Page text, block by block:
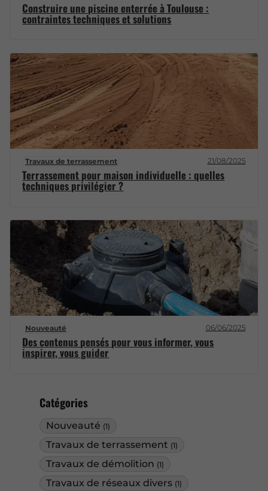
Catégories
Nouveauté (1)
Travaux de terrassement (1)
Travaux de démolition (1)
Travaux de réseaux divers (1)
Construire une piscine enterrée à Toulouse :
contraintes techniques et solutions
Travaux de terrassement 21/08/2025
Terrassement pour maison individuelle : quelles
techniques privilégier ?
Nouveauté 06/06/2025
Des contenus pensés pour vous informer, vous
inspirer, vous guider